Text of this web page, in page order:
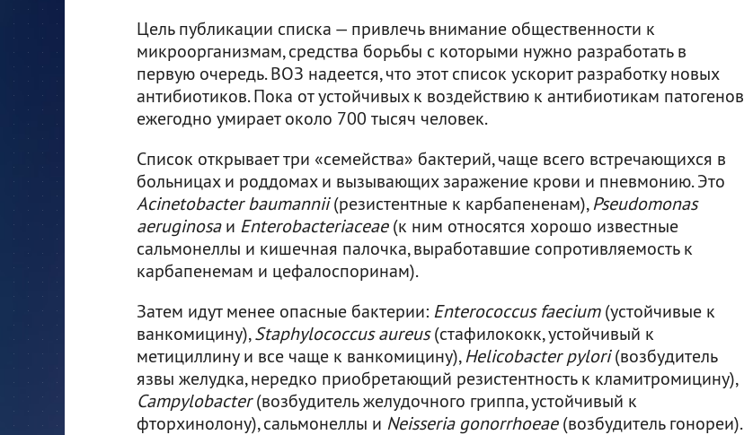
Цель публикации списка — привлечь внимание общественности к
микроорганизмам, средства борьбы с которыми нужно разработать в
первую очередь. ВОЗ надеется, что этот список ускорит разработку новых
антибиотиков. Пока от устойчивых к воздействию к антибиотикам патогенов
ежегодно умирает около 700 тысяч человек.
Список открывает три «семейства» бактерий, чаще всего встречающихся в
больницах и роддомах и вызывающих заражение крови и пневмонию. Это
Acinetobacter baumannii(резистентные к карбапененам), Pseudomonas
aeruginosaи Enterobacteriaceae(к ним относятся хорошо известные
сальмонеллы и кишечная палочка, выработавшие сопротивляемость к
карбапенемам и цефалоспоринам).
Затем идут менее опасные бактерии: Enterococcus faecium(устойчивые к
ванкомицину),Staphylococcus aureus(стафилококк, устойчивый к
метициллину и все чаще к ванкомицину), Helicobacter pylori(возбудитель
язвы желудка, нередко приобретающий резистентность к кламитромицину),
Campylobacter(возбудитель желудочного гриппа, устойчивый к
фторхинолону), сальмонеллы и Neisseria gonorrhoeae(возбудитель гонореи).